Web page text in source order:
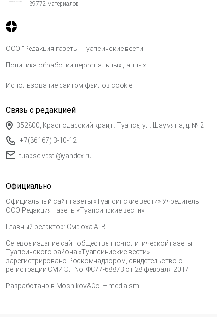
39772 материалов
ООО "Редакция газеты "Туапсинские вести"
Политика обработки персональных данных
Использование сайтом файлов cookie
Связь с редакцией
352800, Краснодарский край,г. Туапсе, ул. Шаумяна, д. № 2
+7(86167) 3-10-12
tuapse.vesti@yandex.ru
Официально
Официальный сайт газеты «Туапсинские вести» Учредитель:
ООО Редакция газеты «Туапсинские вести»
Главный редактор: Смеюха А. В.
Сетевое издание сайт общественно-политической газеты
Туапсинского района «Туапсиниские вести»
зарегистрировано Роскомнадзором, свидетельство о
регистрации СМИ Эл No. ФС77-68873 от 28 февраля 2017
Разработано в Moshikov&Co. – mediaism